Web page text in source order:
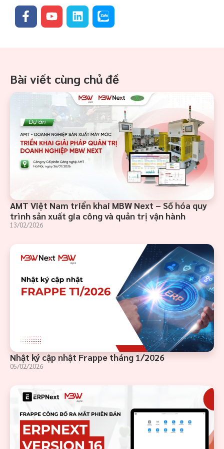
Bài viết cùng chủ đề
AMT Việt Nam triển khai MBW Next – Số hóa quy
trình sản xuất gia công và quản trị vận hành
13/02/2026
Nhật ký cập nhật Frappe tháng 1/2026
05/02/2026